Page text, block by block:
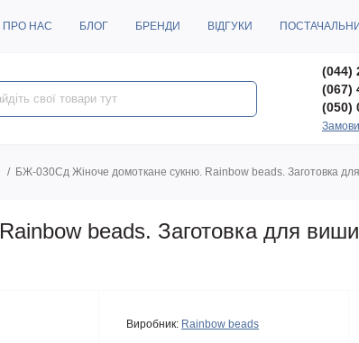
ПРО НАС БЛОГ БРЕНДИ ВІДГУКИ
(044)
(067)
(050)
БЖ-030Сд Жіноче домоткане сукню. Rainbow beads. Заготовка
beads. Заготовка для
Виробник: Rainbow beads